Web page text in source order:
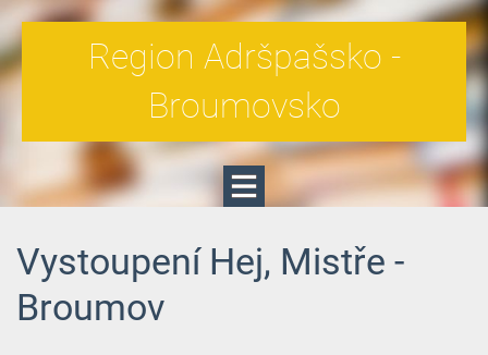
Region Adršpašsko -
Broumovsko
Vystoupení Hej, Mistře -
Broumov